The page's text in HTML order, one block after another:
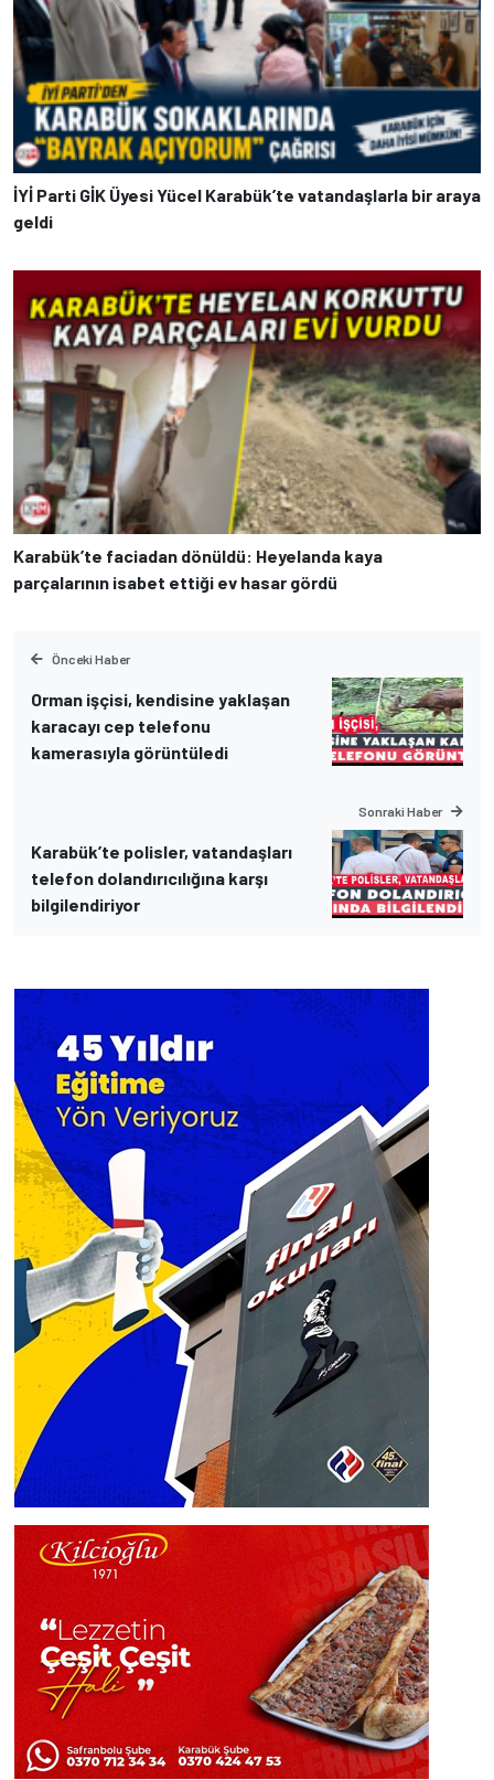
İYİ Parti GİK Üyesi Yücel Karabük’te vatandaşlarla bir araya
geldi
Karabük’te faciadan dönüldü: Heyelanda kaya
parçalarının isabet ettiği ev hasar gördü
Önceki Haber
Orman işçisi, kendisine yaklaşan
karacayı cep telefonu
kamerasıyla görüntüledi
Sonraki Haber
Karabük’te polisler, vatandaşları
telefon dolandırıcılığına karşı
bilgilendiriyor